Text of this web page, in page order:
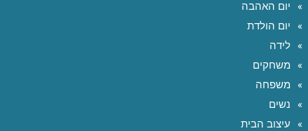
יום האהבה
יום הולדת
לידה
משחקים
משפחה
נשים
עיצוב הבית